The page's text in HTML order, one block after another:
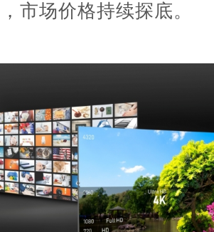
市场价格持续探底。